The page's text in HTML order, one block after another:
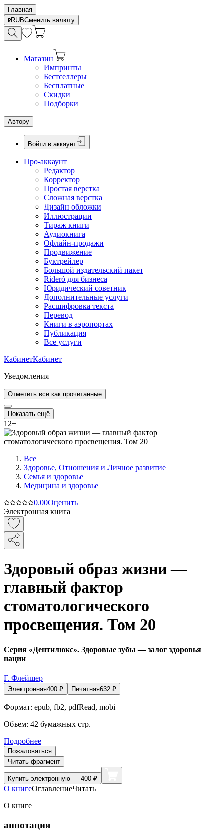
Главная
RUBСменить валюту
Магазин
Импринты
Бестселлеры
Бесплатные
Скидки
Подборки
Автору
Войти в аккаунт
Про-аккаунт
Редактор
Корректор
Простая верстка
Сложная верстка
Дизайн обложки
Иллюстрации
Тираж книги
Аудиокнига
Офлайн-продажи
Продвижение
Буктрейлер
Большой издательский пакет
Rideró для бизнеса
Юридический советник
Дополнительные услуги
Расшифровка текста
Перевод
Книги в аэропортах
Публикация
Все услуги
КабинетКабинет
Уведомления
Отметить все как прочитанные
Показать ещё
12+
Все
Здоровье, Отношения и Личное развитие
Семья и здоровье
Медицина и здоровье
0.00Оценить
Электронная книга
Здоровый образ жизни —
главный фактор
стоматологического
просвещения. Том 20
Серия «Дентилюкс». Здоровые зубы — залог здоровья
нации
Г. Флейшер
Электронная400 ₽ Печатная632 ₽
Формат: epub, fb2, pdfRead, mobi
Объем: 42 бумажных стр.
Подробнее
Пожаловаться
Читать фрагмент
Купить электронную — 400 ₽
О книгеОглавлениеЧитать
О книге
аннотация